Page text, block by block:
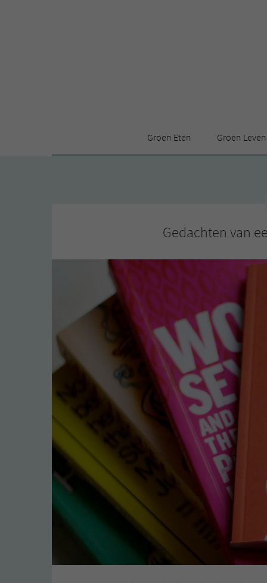
Groen Eten Groen Leven
Gedachten van